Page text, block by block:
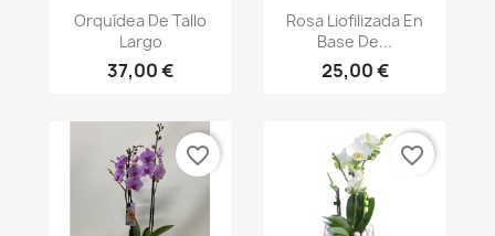
Vista rápida
Orquídea De Tallo
Largo
37,00 €
Vista rápida
Rosa Liofilizada En
Base De...
25,00 €
favorite_border favorite_border